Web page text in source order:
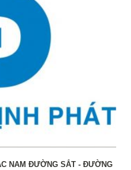
NAM ĐƯỜNG SẮT - ĐƯỜNG